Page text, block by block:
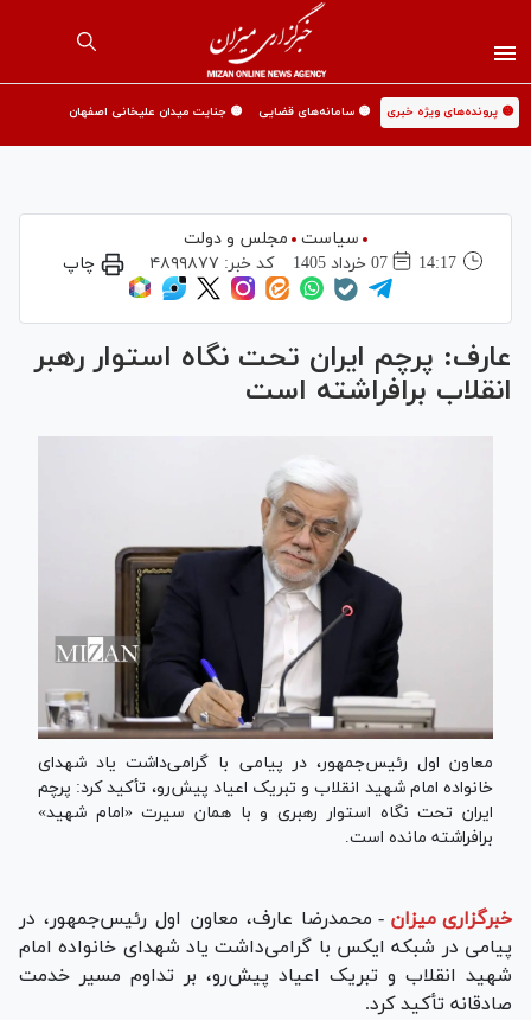
🟡 پرونده‌های ویژه خبری 🟡 سامانه‌های قضایی 🟡 جنایت میدان علیخانی اصفهان
سیاست
مجلس و دولت
14:17
07 خرداد 1405 کد خبر: ۴۸۹۹۸۷۷ چاپ
عارف: پرچم ایران تحت نگاه استوار رهبر
انقلاب برافراشته است
معاون اول رئیس‌جمهور، در پیامی با گرامی‌داشت یاد شهدای
خانواده امام شهید انقلاب و تبریک اعیاد پیش‌رو، تأکید کرد: پرچم
ایران تحت نگاه استوار رهبری و با همان سیرت «امام شهید»
برافراشته مانده است.
خبرگزاری میزان - محمدرضا عارف، معاون اول رئیس‌جمهور، در
پیامی در شبکه ایکس با گرامی‌داشت یاد شهدای خانواده امام
شهید انقلاب و تبریک اعیاد پیش‌رو، بر تداوم مسیر خدمت
صادقانه تأکید کرد.